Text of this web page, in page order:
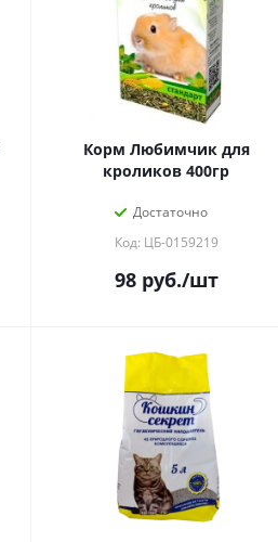
Корм Любимчик для
кроликов 400гр
Достаточно
Код: ЦБ-0159219
98руб./шт